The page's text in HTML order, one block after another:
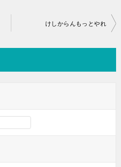
けしからんもっとやれ